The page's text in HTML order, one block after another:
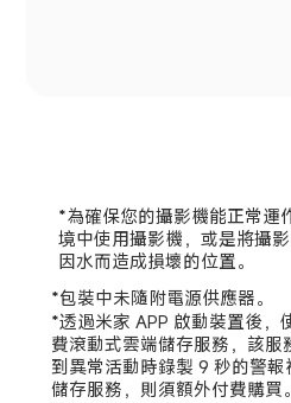
*為確保您的攝影機能正常運
境中使用攝影機，或是將攝
因水而造成損壞的位置。
*包裝中未隨附電源供應器。
*透過米家 APP 啟動裝置後，
費滾動式雲端儲存服務，該服
到異常活動時錄製 9 秒的警
儲存服務，則須額外付費購買。